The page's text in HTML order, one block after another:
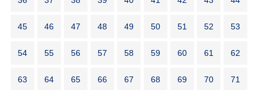
45 46 47 48 49 50 51 52 53
54 55 56 57 58 59 60 61 62
63 64 65 66 67 68 69 70 71